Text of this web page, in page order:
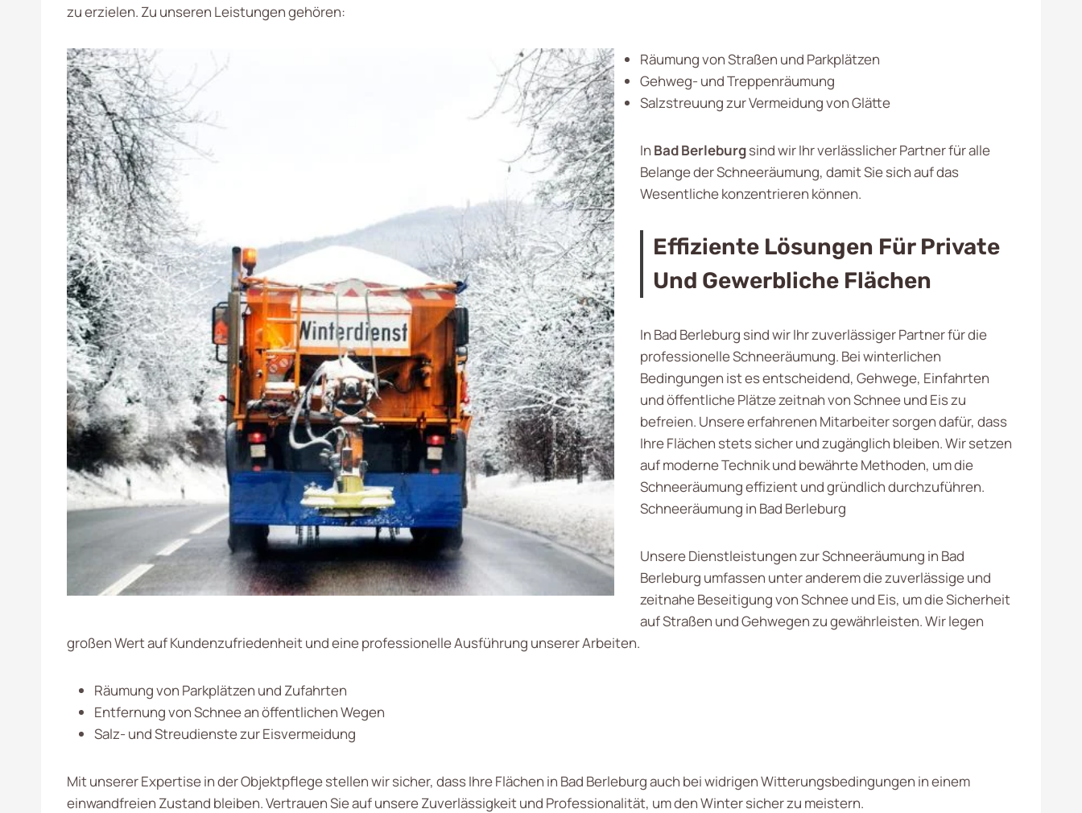
zu erzielen. Zu unseren Leistungen gehören:
Räumung von Straßen und Parkplätzen
Gehweg- und Treppenräumung
Salzstreuung zur Vermeidung von Glätte
In Bad Berleburgsind wir Ihr verlässlicher Partner für alle
Belange der Schneeräumung, damit Sie sich auf das
Wesentliche konzentrieren können.
Effiziente Lösungen Für Private
Und Gewerbliche Flächen
In Bad Berleburg sind wir Ihr zuverlässiger Partner für die
professionelle Schneeräumung. Bei winterlichen
Bedingungen ist es entscheidend, Gehwege, Einfahrten
und öffentliche Plätze zeitnah von Schnee und Eis zu
befreien. Unsere erfahrenen Mitarbeiter sorgen dafür, dass
Ihre Flächen stets sicher und zugänglich bleiben. Wir setzen
auf moderne Technik und bewährte Methoden, um die
Schneeräumung effizient und gründlich durchzuführen.
Schneeräumung in Bad Berleburg
Unsere Dienstleistungen zur Schneeräumung in Bad
Berleburg umfassen unter anderem die zuverlässige und
zeitnahe Beseitigung von Schnee und Eis, um die Sicherheit
auf Straßen und Gehwegen zu gewährleisten. Wir legen
großen Wert auf Kundenzufriedenheit und eine professionelle Ausführung unserer Arbeiten.
Räumung von Parkplätzen und Zufahrten
Entfernung von Schnee an öffentlichen Wegen
Salz- und Streudienste zur Eisvermeidung
Mit unserer Expertise in der Objektpflege stellen wir sicher, dass Ihre Flächen in Bad Berleburg auch bei widrigen Witterungsbedingungen in einem
einwandfreien Zustand bleiben. Vertrauen Sie auf unsere Zuverlässigkeit und Professionalität, um den Winter sicher zu meistern.